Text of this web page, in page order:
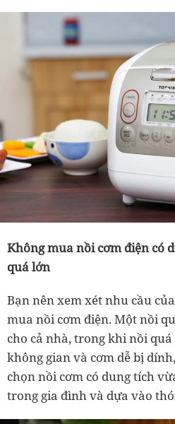
Không mua nồi cơm điện có
quá lớn
Bạn nên xem xét nhu cầu
mua nồi cơm điện. Một nồi
cho cả nhà, trong khi nồi
không gian và cơm dễ bị
chọn nồi cơm có dung tích
trong gia đình và dựa vào